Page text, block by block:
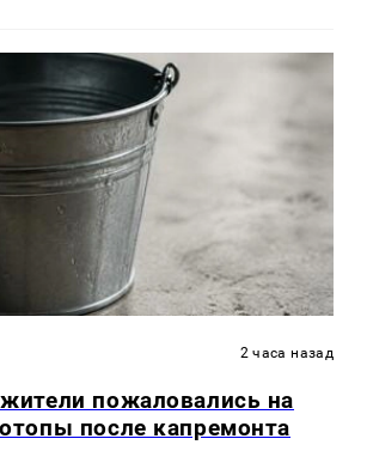
2 часа назад
пожаловались на
после капремонта